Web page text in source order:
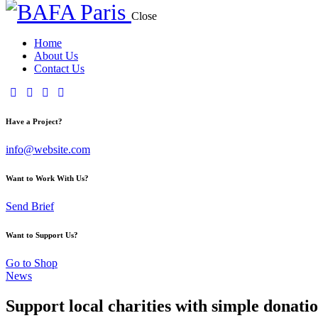
Close
Home
About Us
Contact Us
Have a Project?
info@website.com
Want to Work With Us?
Send Brief
Want to Support Us?
Go to Shop
News
Support local charities with simple